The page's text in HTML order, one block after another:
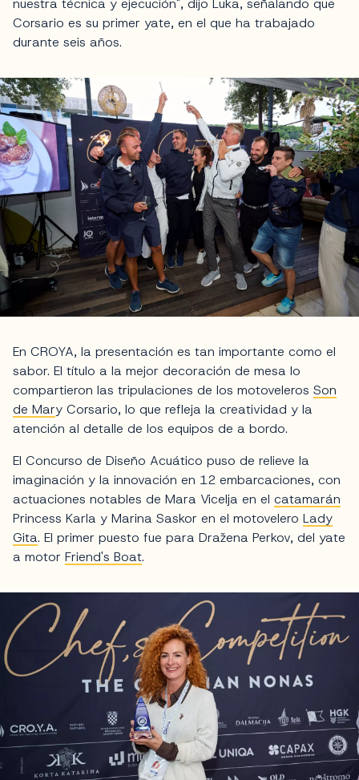
nuestra técnica y ejecución", dijo Luka, señalando que
Corsario es su primer yate, en el que ha trabajado
durante seis años.
En CROYA, la presentación es tan importante como el
sabor. El título a la mejor decoración de mesa lo
compartieron las tripulaciones de los motoveleros Son
de Mary Corsario, lo que refleja la creatividad y la
atención al detalle de los equipos de a bordo.
El Concurso de Diseño Acuático puso de relieve la
imaginación y la innovación en 12 embarcaciones, con
actuaciones notables de Mara Vicelja en el catamarán
Princess Karla y Marina Saskor en el motovelero Lady
Gita. El primer puesto fue para Dražena Perkov, del yate
a motor Friend's Boat.